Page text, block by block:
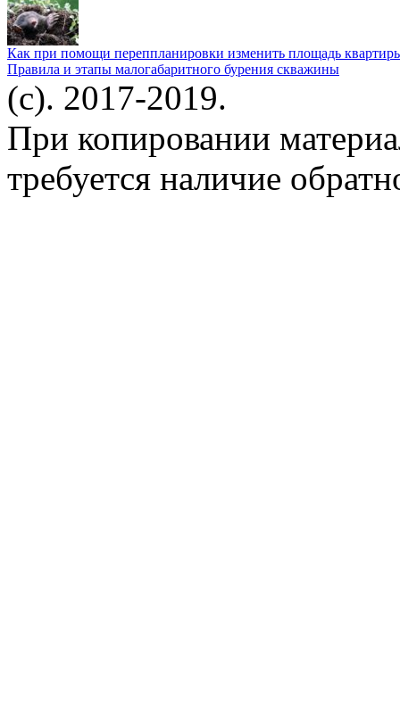
Как при помощи переппланировки изменить площадь
Правила и этапы малогабаритного бурения скважины
(c). 2017-2019.
При копировании
требуется наличие